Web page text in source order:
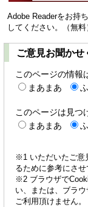
Adobe Readerをお持
してください。（無料
ご意見お聞かせ
このページの情報
まあまあ
このページは見つ
まあまあ
※1 いただいたご意
るために参考にさ
※2 ブラウザで
い、または、ブラ
ご利用頂けません。